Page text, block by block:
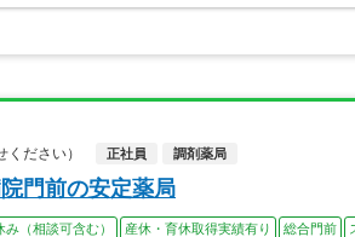
ださい）
正社員 調剤薬局
門前の安定薬局
み（相談可含む） 産休・育休取得実績有り 総合門前